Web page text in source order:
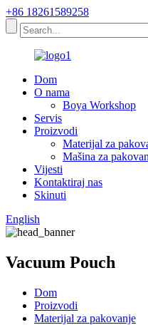
+86 18261589258
Dom
O nama
Boya Workshop
Servis
Proizvodi
Materijal za
Mašina za
Vijesti
Kontaktiraj nas
Skinuti
English
Vacuum Pouch
Dom
Proizvodi
Materijal za pakovanje